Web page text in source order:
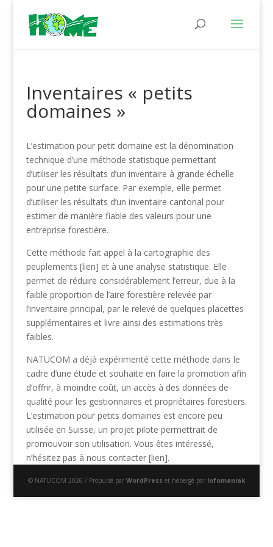
Inventaires « petits
domaines »
L’estimation pour petit domaine est la dénomination
technique d’une méthode statistique permettant
d’utiliser les résultats d’un inventaire à grande échelle
pour une petite surface. Par exemple, elle permet
d’utiliser les résultats d’un inventaire cantonal pour
estimer de manière fiable des valeurs pour une
entreprise forestière.
Cette méthode fait appel à la cartographie des
peuplements [lien] et à une analyse statistique. Elle
permet de réduire considérablement l’erreur, due à la
faible proportion de l’aire forestière relevée par
l’inventaire principal, par le relevé de quelques placettes
supplémentaires et livre ainsi des estimations très
faibles.
NATUCOM a déjà expérimenté cette méthode dans le
cadre d’une étude et souhaite en faire la promotion afin
d’offrir, à moindre coût, un accès à des données de
qualité pour les gestionnaires et propriétaires forestiers.
L’estimation pour petits domaines est encore peu
utilisée en Suisse, un projet pilote permettrait de
promouvoir son utilisation. Vous êtes intéressé,
n’hésitez pas à nous contacter [lien].
© NATUCOM 2026 / Propulsé par WordPress et hébergé par Infomaniak